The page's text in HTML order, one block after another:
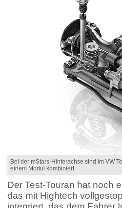
Bei der mStars-Hinterachse sind im VW
einem Modul kombiniert.
Der Test-Touran hat noch
das mit Hightech